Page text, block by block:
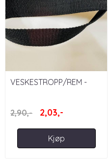
VESKESTROPP/REM -
2,90,-
2,03,-
Kjøp